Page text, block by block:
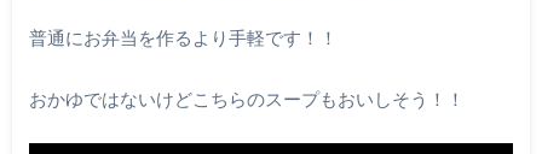
普通にお弁当を作るより手軽です！！
おかゆではないけどこちらのスープもおいしそう！！